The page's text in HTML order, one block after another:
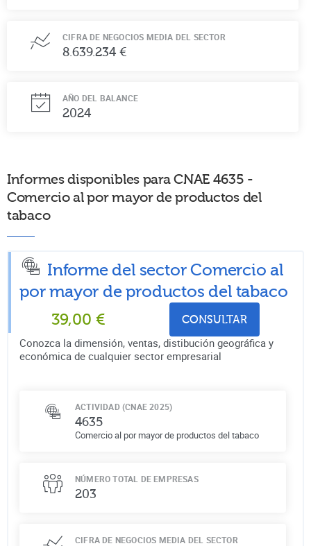
CIFRA DE NEGOCIOS MEDIA DEL SECTOR
8.639.234 €
AÑO DEL BALANCE
2024
Informes disponibles para CNAE 4635 -
Comercio al por mayor de productos del
tabaco
Informe del sector Comercio al
por mayor de productos del tabaco
39,00 € CONSULTAR
Conozca la dimensión, ventas, distibución geográfica y
económica de cualquier sector empresarial
ACTIVIDAD (CNAE 2025)
4635
Comercio al por mayor de productos del tabaco
NÚMERO TOTAL DE EMPRESAS
203
CIFRA DE NEGOCIOS MEDIA DEL SECTOR